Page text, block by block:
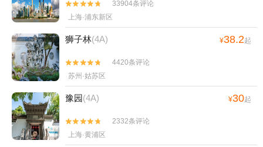


33904条评论
上海·浦东新区
狮子林(4A) ¥38.2起


4420条评论
苏州·姑苏区
豫园(4A) ¥30起


2332条评论
上海·黄浦区